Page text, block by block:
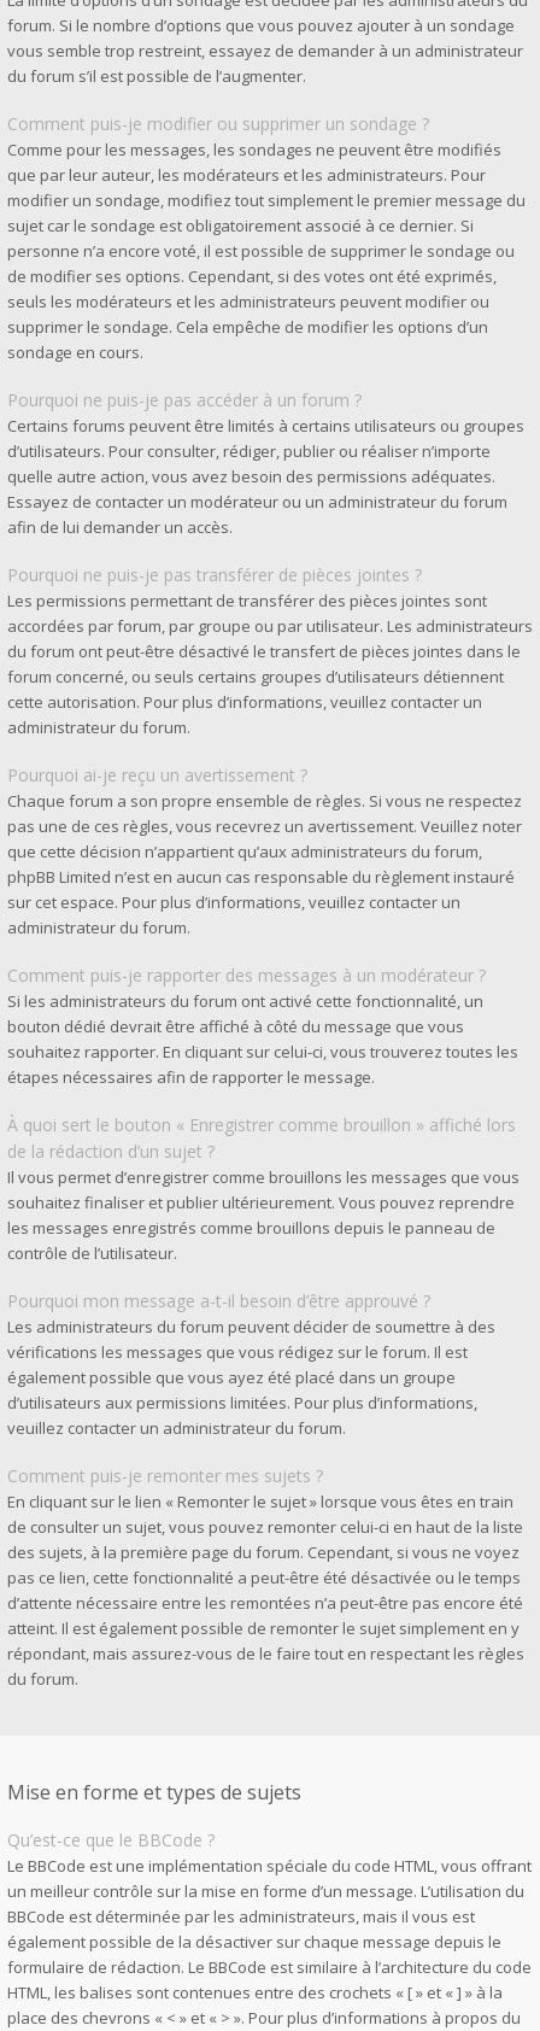
forum. Si le nombre d’options que vous pouvez ajouter à un sondage
vous semble trop restreint, essayez de demander à un administrateur
du forum s’il est possible de l’augmenter.
Comment puis-je modifier ou supprimer un sondage ?
Comme pour les messages, les sondages ne peuvent être modifiés
que par leur auteur, les modérateurs et les administrateurs. Pour
modifier un sondage, modifiez tout simplement le premier message du
sujet car le sondage est obligatoirement associé à ce dernier. Si
personne n’a encore voté, il est possible de supprimer le sondage ou
de modifier ses options. Cependant, si des votes ont été exprimés,
seuls les modérateurs et les administrateurs peuvent modifier ou
supprimer le sondage. Cela empêche de modifier les options d’un
sondage en cours.
Pourquoi ne puis-je pas accéder à un forum ?
Certains forums peuvent être limités à certains utilisateurs ou groupes
d’utilisateurs. Pour consulter, rédiger, publier ou réaliser n’importe
quelle autre action, vous avez besoin des permissions adéquates.
Essayez de contacter un modérateur ou un administrateur du forum
afin de lui demander un accès.
Pourquoi ne puis-je pas transférer de pièces jointes ?
Les permissions permettant de transférer des pièces jointes sont
accordées par forum, par groupe ou par utilisateur. Les administrateurs
du forum ont peut-être désactivé le transfert de pièces jointes dans le
forum concerné, ou seuls certains groupes d’utilisateurs détiennent
cette autorisation. Pour plus d’informations, veuillez contacter un
administrateur du forum.
Pourquoi ai-je reçu un avertissement ?
Chaque forum a son propre ensemble de règles. Si vous ne respectez
pas une de ces règles, vous recevrez un avertissement. Veuillez noter
que cette décision n’appartient qu’aux administrateurs du forum,
phpBB Limited n’est en aucun cas responsable du règlement instauré
sur cet espace. Pour plus d’informations, veuillez contacter un
administrateur du forum.
Comment puis-je rapporter des messages à un modérateur ?
Si les administrateurs du forum ont activé cette fonctionnalité, un
bouton dédié devrait être affiché à côté du message que vous
souhaitez rapporter. En cliquant sur celui-ci, vous trouverez toutes les
étapes nécessaires afin de rapporter le message.
À quoi sert le bouton « Enregistrer comme brouillon » affiché lors
de la rédaction d’un sujet ?
Il vous permet d’enregistrer comme brouillons les messages que vous
souhaitez finaliser et publier ultérieurement. Vous pouvez reprendre
les messages enregistrés comme brouillons depuis le panneau de
contrôle de l’utilisateur.
Pourquoi mon message a-t-il besoin d’être approuvé ?
Les administrateurs du forum peuvent décider de soumettre à des
vérifications les messages que vous rédigez sur le forum. Il est
également possible que vous ayez été placé dans un groupe
d’utilisateurs aux permissions limitées. Pour plus d’informations,
veuillez contacter un administrateur du forum.
Comment puis-je remonter mes sujets ?
En cliquant sur le lien « Remonter le sujet » lorsque vous êtes en train
de consulter un sujet, vous pouvez remonter celui-ci en haut de la liste
des sujets, à la première page du forum. Cependant, si vous ne voyez
pas ce lien, cette fonctionnalité a peut-être été désactivée ou le temps
d’attente nécessaire entre les remontées n’a peut-être pas encore été
atteint. Il est également possible de remonter le sujet simplement en y
répondant, mais assurez-vous de le faire tout en respectant les règles
du forum.
Mise en forme et types de sujets
Qu’est-ce que le BBCode ?
Le BBCode est une implémentation spéciale du code HTML, vous offrant
un meilleur contrôle sur la mise en forme d’un message. L’utilisation du
BBCode est déterminée par les administrateurs, mais il vous est
également possible de la désactiver sur chaque message depuis le
formulaire de rédaction. Le BBCode est similaire à l’architecture du code
HTML, les balises sont contenues entre des crochets « [ » et « ] » à la
place des chevrons « < » et « > ». Pour plus d’informations à propos du